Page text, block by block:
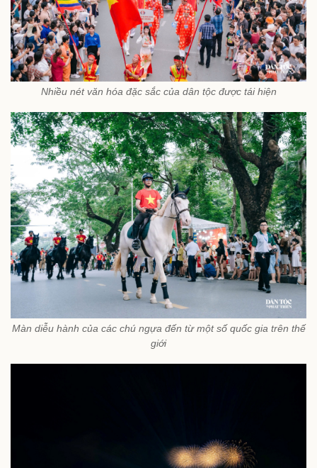
Nhiều nét văn hóa đặc sắc của dân tộc được tái hiện
Màn diễu hành của các chú ngựa đến từ một số quốc gia trên thế
giới